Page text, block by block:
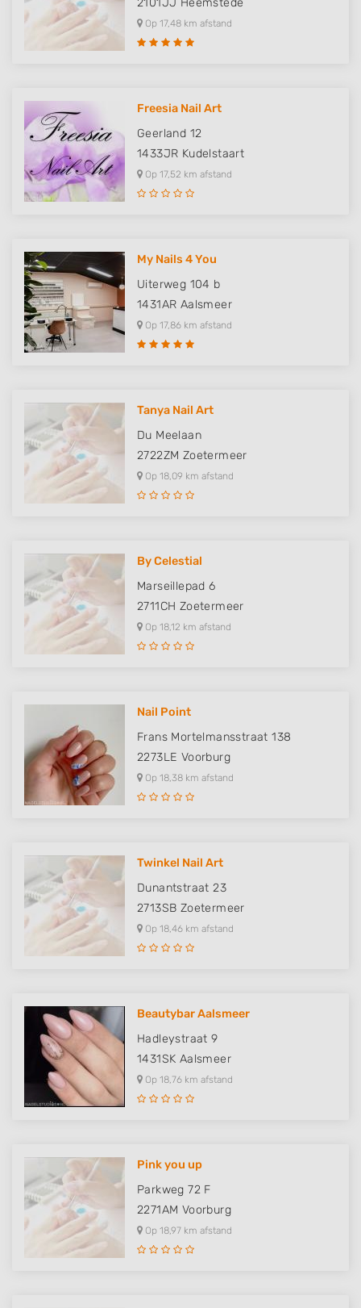
2101JJ Heemstede
Op 17,48 km afstand
Freesia Nail Art
Geerland 12
1433JR Kudelstaart
Op 17,52 km afstand
My Nails 4 You
Uiterweg 104 b
1431AR Aalsmeer
Op 17,86 km afstand
Tanya Nail Art
Du Meelaan
2722ZM Zoetermeer
Op 18,09 km afstand
By Celestial
Marseillepad 6
2711CH Zoetermeer
Op 18,12 km afstand
Nail Point
Frans Mortelmansstraat 138
2273LE Voorburg
Op 18,38 km afstand
Twinkel Nail Art
Dunantstraat 23
2713SB Zoetermeer
Op 18,46 km afstand
Beautybar Aalsmeer
Hadleystraat 9
1431SK Aalsmeer
Op 18,76 km afstand
Pink you up
Parkweg 72 F
2271AM Voorburg
Op 18,97 km afstand